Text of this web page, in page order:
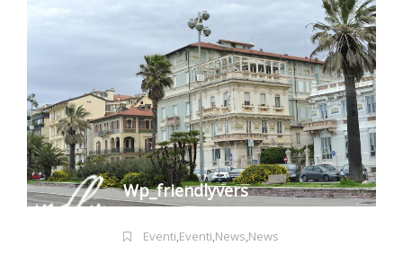
Wp_friendlyvers
Eventi,Eventi,News,News